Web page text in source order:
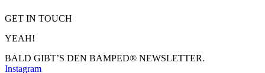
GET IN TOUCH
YEAH!
BALD GIBT’S DEN BAMPED® NEWSLETTER.
Instagram